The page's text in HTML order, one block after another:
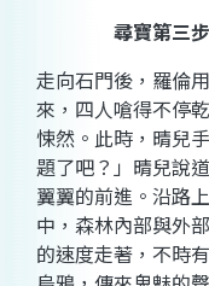
尋寶第三步
走向石門後，羅倫
來，四人嗆得不停
悚然。此時，晴兒
題了吧？」晴兒說
翼翼的前進。沿路
中，森林內部與外
的速度走著，不時